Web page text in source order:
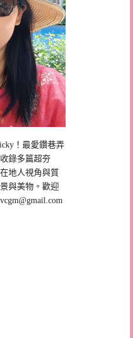
！最愛鑽巷弄
錄多篇超夯
地人視角與質
與美物。歡迎